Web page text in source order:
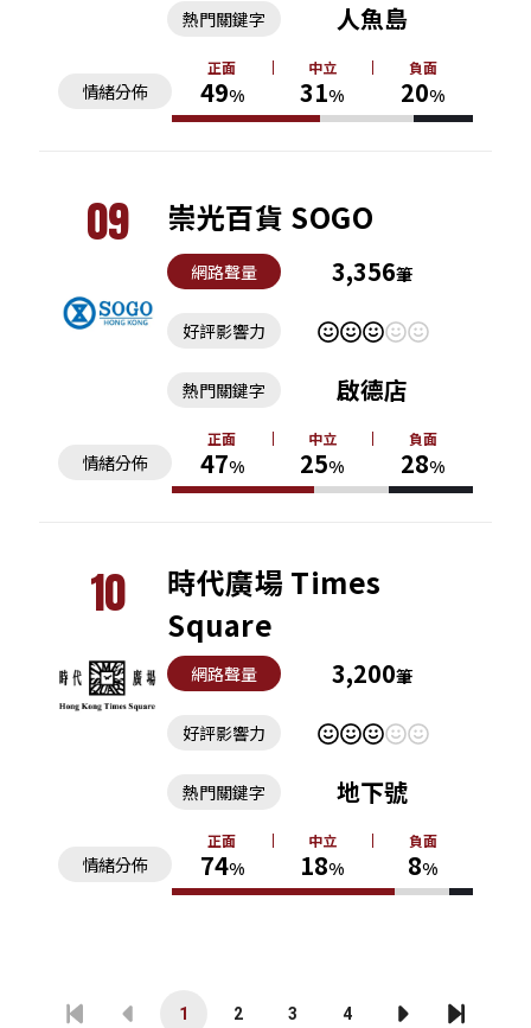
情緒分佈
正面
49%
中立
31%
負面
20%
熱門關鍵字 人魚島
09 崇光百貨 SOGO
網路聲量 3,356筆
好評影響力
情緒分佈
正面
47%
中立
25%
負面
28%
熱門關鍵字 啟德店
10
時代廣場 Times
Square
網路聲量 3,200筆
好評影響力
情緒分佈
正面
74%
中立
18%
負面
8%
熱門關鍵字 地下號
1 2 3 4